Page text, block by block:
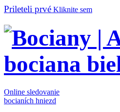
Prileteli prvé Kliknite sem
Online sledovanie
bocianích hniezd